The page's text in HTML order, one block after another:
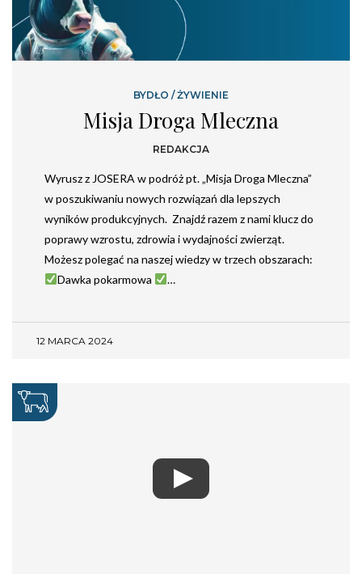
BYDŁO /ŻYWIENIE
Misja Droga Mleczna
REDAKCJA
Wyrusz z JOSERA w podróż pt. „Misja Droga Mleczna”
w poszukiwaniu nowych rozwiązań dla lepszych
wyników produkcyjnych. Znajdź razem z nami klucz do
poprawy wzrostu, zdrowia i wydajności zwierząt.
Możesz polegać na naszej wiedzy w trzech obszarach:
Dawka pokarmowa
…
12 MARCA 2024